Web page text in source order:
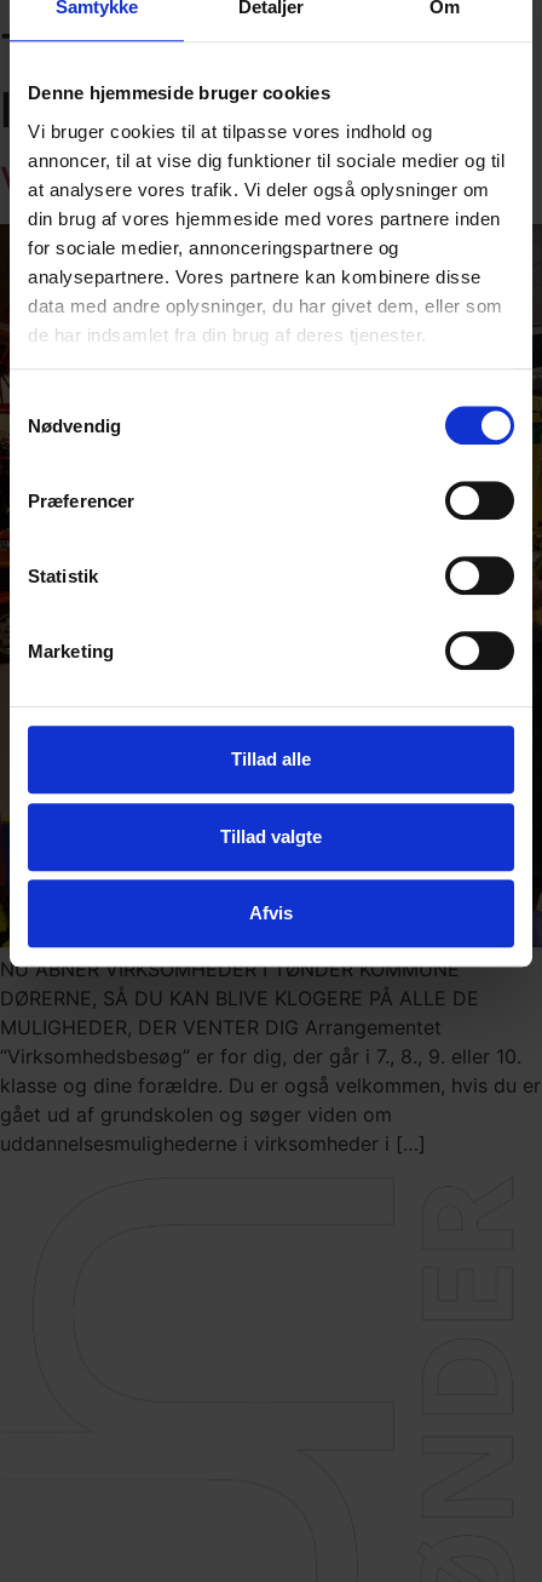
Samtykke Detaljer Om
Denne hjemmeside bruger cookies
Vi bruger cookies til at tilpasse vores indhold og
annoncer, til at vise dig funktioner til sociale medier og til
at analysere vores trafik. Vi deler også oplysninger om
din brug af vores hjemmeside med vores partnere inden
for sociale medier, annonceringspartnere og
analysepartnere. Vores partnere kan kombinere disse
data med andre oplysninger, du har givet dem, eller som
de har indsamlet fra din brug af deres tjenester.
Samtykkevalg
Nødvendig
Præferencer
Statistik
Marketing
Tillad alle
Tillad valgte
Afvis
Tag:Repudiandae
laborum
Virksomhedsbesøg
NU ÅBNER VIRKSOMHEDER I TØNDER KOMMUNE
DØRERNE, SÅ DU KAN BLIVE KLOGERE PÅ ALLE DE
MULIGHEDER, DER VENTER DIG Arrangementet
“Virksomhedsbesøg” er for dig, der går i 7., 8., 9. eller 10.
klasse og dine forældre. Du er også velkommen, hvis du er
gået ud af grundskolen og søger viden om
uddannelsesmulighederne i virksomheder i […]